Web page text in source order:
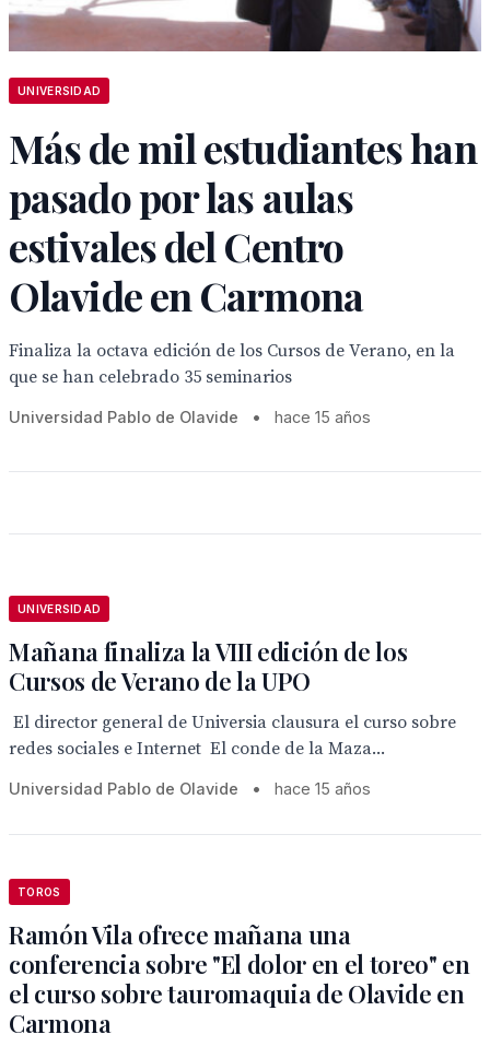
UNIVERSIDAD
Más de mil estudiantes han
pasado por las aulas
estivales del Centro
Olavide en Carmona
Finaliza la octava edición de los Cursos de Verano, en la
que se han celebrado 35 seminarios
Universidad Pablo de Olavide • hace 15 años
UNIVERSIDAD
Mañana finaliza la VIII edición de los
Cursos de Verano de la UPO
 El director general de Universia clausura el curso sobre
redes sociales e Internet  El conde de la Maza...
Universidad Pablo de Olavide • hace 15 años
TOROS
Ramón Vila ofrece mañana una
conferencia sobre "El dolor en el toreo" en
el curso sobre tauromaquia de Olavide en
Carmona